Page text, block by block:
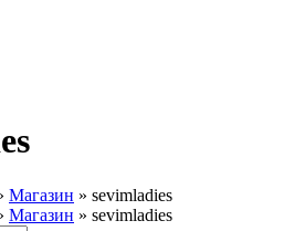
Магазин » sevimladies
Магазин » sevimladies